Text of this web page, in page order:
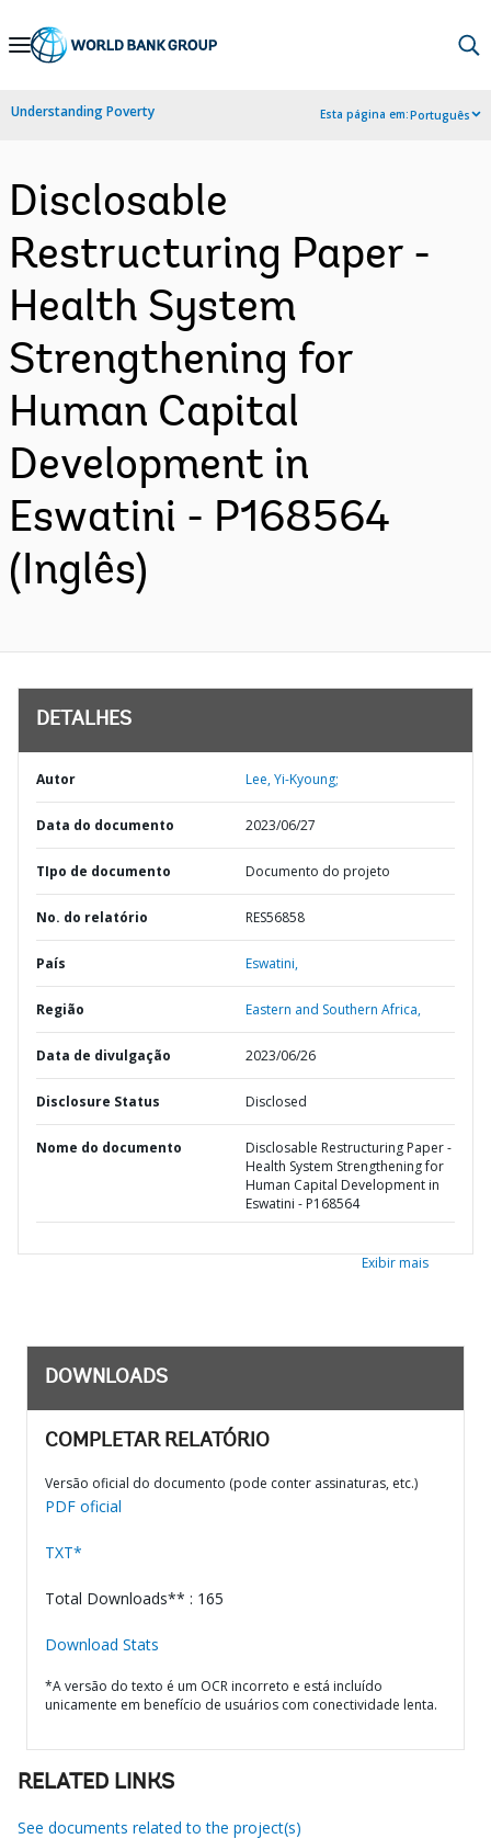
Skip
Navigation
Understanding Poverty Esta página em:Português
Disclosable
Restructuring Paper -
Health System
Strengthening for
Human Capital
Development in
Eswatini - P168564
(Inglês)
DETALHES
Autor Lee, Yi-Kyoung;
Data do documento 2023/06/27
TIpo de documento Documento do projeto
No. do relatório RES56858
País Eswatini,
Região Eastern and Southern Africa,
Data de divulgação 2023/06/26
Disclosure Status Disclosed
Nome do documento
Disclosable Restructuring Paper -
Health System Strengthening for
Human Capital Development in
Eswatini - P168564
Exibir mais
DOWNLOADS
COMPLETAR RELATÓRIO
Versão oficial do documento (pode conter assinaturas, etc.)
PDF oficial
TXT*
Total Downloads** : 165
Download Stats
*A versão do texto é um OCR incorreto e está incluído
unicamente em benefício de usuários com conectividade lenta.
RELATED LINKS
See documents related to the project(s)